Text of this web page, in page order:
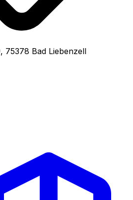
, 75378 Bad Liebenzell